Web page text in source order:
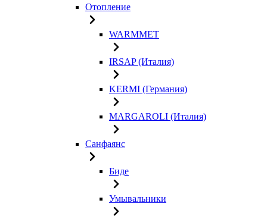
Отопление
WARMMET
IRSAP (Италия)
KERMI (Германия)
MARGAROLI (Италия)
Санфаянс
Биде
Умывальники